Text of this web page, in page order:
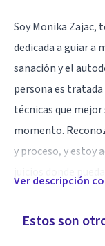
Soy Monika
dedicada a guiar a
sanación y el
persona es
técnicas que mejor
momento.
y proceso, y estoy
y las emociones,
fomenta el
Ver descripción
Estos son